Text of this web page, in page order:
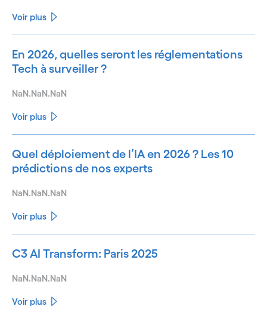
Voir plus
En 2026, quelles seront les réglementations
Tech à surveiller ?
NaN.NaN.NaN
Voir plus
Quel déploiement de l’IA en 2026 ? Les 10
prédictions de nos experts
NaN.NaN.NaN
Voir plus
C3 AI Transform: Paris 2025
NaN.NaN.NaN
Voir plus